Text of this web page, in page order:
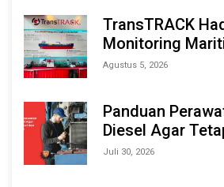
TransTRACK
Monitoring
Berbasis AI &
Agustus 5, 2026
Panduan
Diesel Agar
Tahan Lama
Juli 30, 2026